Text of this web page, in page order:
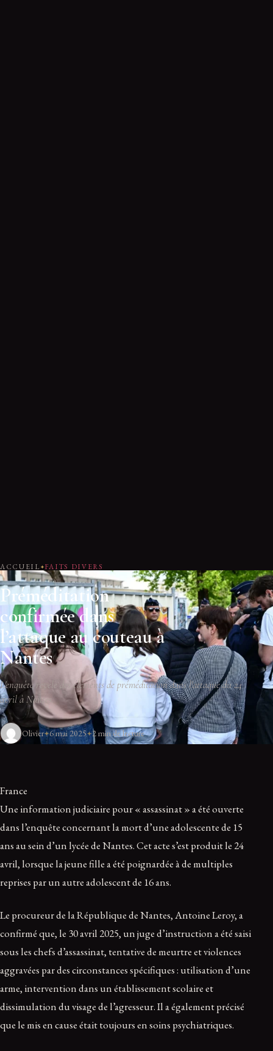
ACCUEIL FAITS DIVERS
Préméditation
confirmée dans
l’attaque au couteau à
Nantes
L'enquête révèle des éléments de préméditation dans l'attaque du 24
avril à Nantes.
Olivier 6 mai 2025 2 min de lecture
France
Une information judiciaire pour « assassinat » a été ouverte
dans l’enquête concernant la mort d’une adolescente de 15
ans au sein d’un lycée de Nantes. Cet acte s’est produit le 24
avril, lorsque la jeune fille a été poignardée à de multiples
reprises par un autre adolescent de 16 ans.
Le procureur de la République de Nantes, Antoine Leroy, a
confirmé que, le 30 avril 2025, un juge d’instruction a été saisi
sous les chefs d’assassinat, tentative de meurtre et violences
aggravées par des circonstances spécifiques : utilisation d’une
arme, intervention dans un établissement scolaire et
dissimulation du visage de l’agresseur. Il a également précisé
que le mis en cause était toujours en soins psychiatriques.